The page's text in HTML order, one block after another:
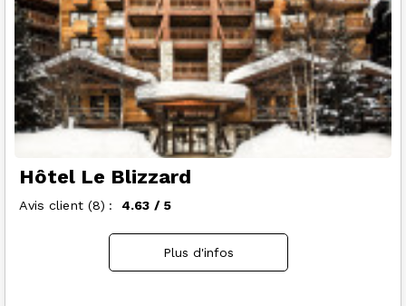
Hôtel Le Blizzard
Avis client (8) 4.63 / 5
Plus d'infos